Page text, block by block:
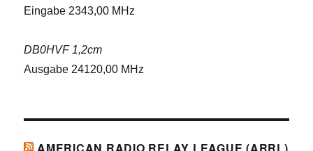
Eingabe 2343,00 MHz
DB0HVF 1,2cm
Ausgabe 24120,00 MHz
AMERICAN RADIO RELAY LEAGUE (ARRL)